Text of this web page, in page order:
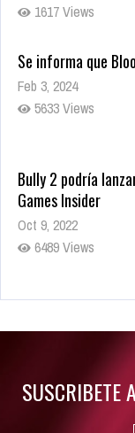
1617 Views
Se informa que
Feb 3, 2024
5633 Views
Bully 2 podría
Games Insider
Oct 9, 2022
6489 Views
Rumor: Se filtran
SUSCRIBETE